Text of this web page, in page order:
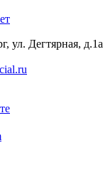
ул. Дегтярная, д.1а